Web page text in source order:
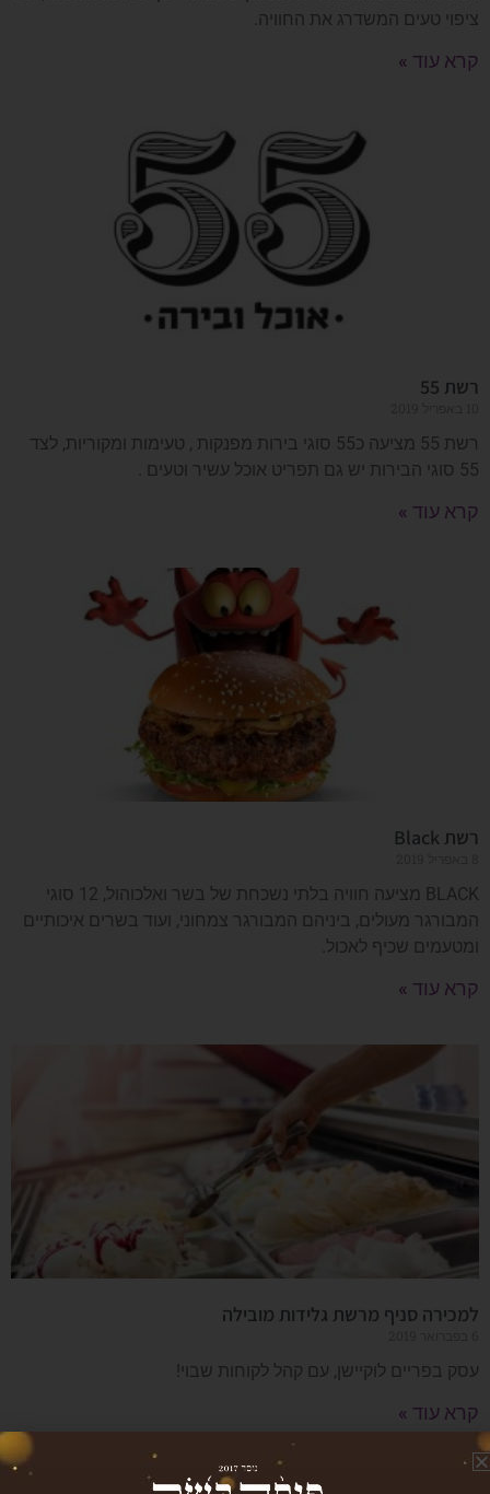
ציפוי טעים המשדרג את החוויה.
קרא עוד »
רשת 55
רשת 55 מציעה כ55 סוגי בירות מפנקות , טעימות ומקוריות, לצד
55 סוגי הבירות יש גם תפריט אוכל עשיר וטעים .
קרא עוד »
רשת Black
BLACK מציעה חוויה בלתי נשכחת של בשר ואלכוהול, 12 סוגי
המבורגר מעולים, ביניהם המבורגר צמחוני, ועוד בשרים איכותיים
ומטעמים שכיף לאכול.
קרא עוד »
למכירה סניף מרשת גלידות מובילה
עסק בפריים לוקיישן, עם קהל לקוחות שבוי!
קרא עוד »